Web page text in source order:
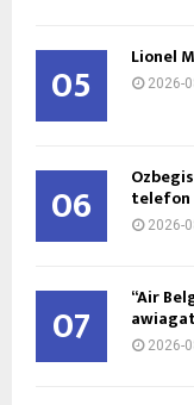
05 Lionel
2026-
06 telefon
2026-
07 “Air
2026-